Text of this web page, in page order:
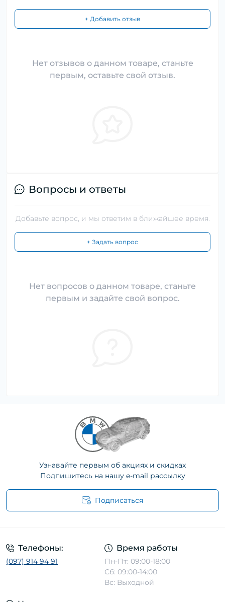
+ Добавить отзыв
Нет отзывов о данном товаре, станьте
первым, оставьте свой отзыв.
Вопросы и ответы
Добавьте вопрос, и мы ответим в ближайшее время.
+ Задать вопрос
Нет вопросов о данном товаре, станьте
первым и задайте свой вопрос.
Узнавайте первым об акциях и скидках
Подпишитесь на нашу e-mail рассылку
Подписаться
Телефоны:
(097) 914 94 91
Время работы
Пн-Пт: 09:00-18:00
Сб: 09:00-14:00
Вс: Выходной